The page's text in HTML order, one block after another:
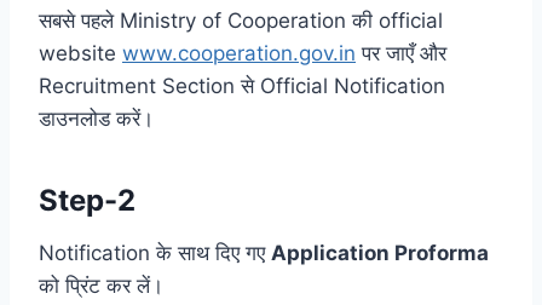
सबसे पहले Ministry of Cooperation की official
website www.cooperation.gov.in पर जाएँ और
Recruitment Section से Official Notification
डाउनलोड करें।
Step-2
Notification के साथ दिए गए Application Proforma
को प्रिंट कर लें।